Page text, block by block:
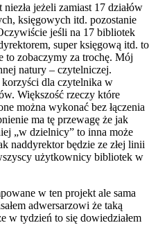
jeżeli zamiast 17 działów
księgowych itd. pozostanie
jeśli na 17 bibliotek
super księgową itd. to
to zobaczymy za trochę. Mój
natury – czytelniczej.
dla czytelnika w
Większość rzeczy które
można wykonać bez łączenia
ma tę przewagę że jak
„w dzielnicy” to inna może
naddyrektor będzie ze złej linii
użytkownicy bibliotek w
w ten projekt ale sama
adwersarzowi że taką
w tydzień to się dowiedziałem